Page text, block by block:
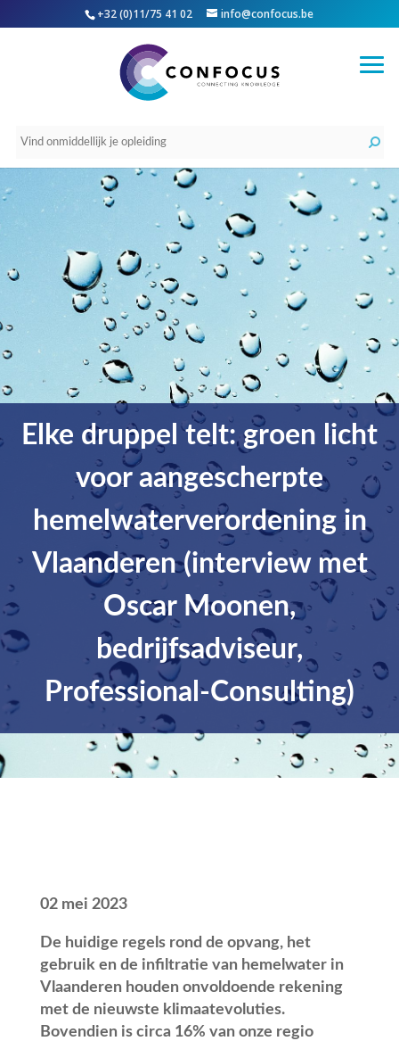
+32 (0)11/75 41 02 info@confocus.be
Elke druppel telt: groen licht
voor aangescherpte
hemelwaterverordening in
Vlaanderen (interview met
Oscar Moonen,
bedrijfsadviseur,
Professional-Consulting)
02 mei 2023
De huidige regels rond de opvang, het
gebruik en de infiltratie van hemelwater in
Vlaanderen houden onvoldoende rekening
met de nieuwste klimaatevoluties.
Bovendien is circa 16% van onze regio